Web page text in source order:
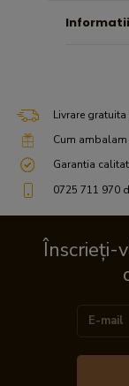
Livrare
Cum
Garantia
0725 711 970
Înscrieți-